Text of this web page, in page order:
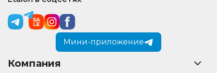
Мини-приложение
Компания